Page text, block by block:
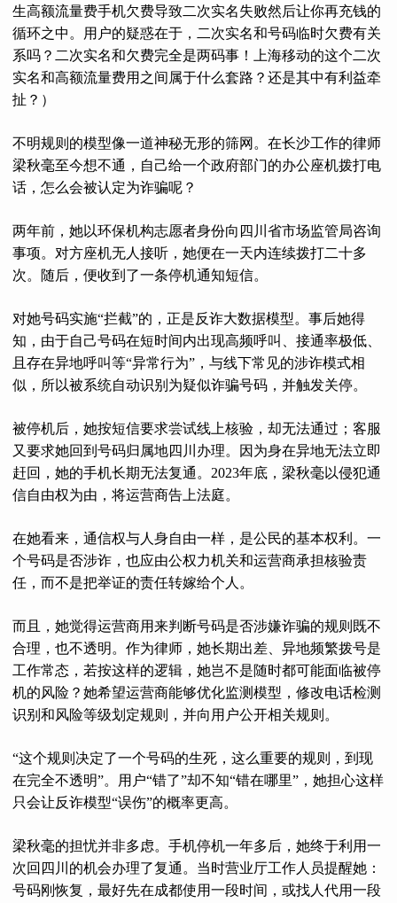
生高额流量费手机欠费导致二次实名失败然后让你再充钱的
循环之中。用户的疑惑在于，二次实名和号码临时欠费有关
系吗？二次实名和欠费完全是两码事！上海移动的这个二次
实名和高额流量费用之间属于什么套路？还是其中有利益牵
扯？）
不明规则的模型像一道神秘无形的筛网。在长沙工作的律师
梁秋毫至今想不通，自己给一个政府部门的办公座机拨打电
话，怎么会被认定为诈骗呢？
两年前，她以环保机构志愿者身份向四川省市场监管局咨询
事项。对方座机无人接听，她便在一天内连续拨打二十多
次。随后，便收到了一条停机通知短信。
对她号码实施“拦截”的，正是反诈大数据模型。事后她得
知，由于自己号码在短时间内出现高频呼叫、接通率极低、
且存在异地呼叫等“异常行为”，与线下常见的涉诈模式相
似，所以被系统自动识别为疑似诈骗号码，并触发关停。
被停机后，她按短信要求尝试线上核验，却无法通过；客服
又要求她回到号码归属地四川办理。因为身在异地无法立即
赶回，她的手机长期无法复通。2023年底，梁秋毫以侵犯通
信自由权为由，将运营商告上法庭。
在她看来，通信权与人身自由一样，是公民的基本权利。一
个号码是否涉诈，也应由公权力机关和运营商承担核验责
任，而不是把举证的责任转嫁给个人。
而且，她觉得运营商用来判断号码是否涉嫌诈骗的规则既不
合理，也不透明。作为律师，她长期出差、异地频繁拨号是
工作常态，若按这样的逻辑，她岂不是随时都可能面临被停
机的风险？她希望运营商能够优化监测模型，修改电话检测
识别和风险等级划定规则，并向用户公开相关规则。
“这个规则决定了一个号码的生死，这么重要的规则，到现
在完全不透明”。用户“错了”却不知“错在哪里”，她担心这样
只会让反诈模型“误伤”的概率更高。
梁秋毫的担忧并非多虑。手机停机一年多后，她终于利用一
次回四川的机会办理了复通。当时营业厅工作人员提醒她：
号码刚恢复，最好先在成都使用一段时间，或找人代用一段